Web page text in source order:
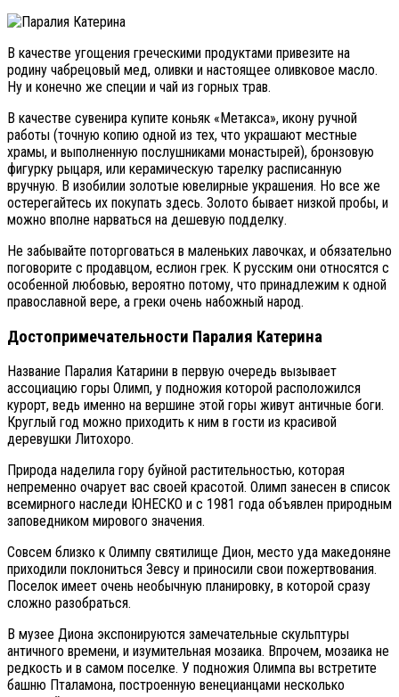
В качестве угощения греческими продуктами привезите на
родину чабрецовый мед, оливки и настоящее оливковое масло.
Ну и конечно же специи и чай из горных трав.
В качестве сувенира купите коньяк «Метакса», икону ручной
работы (точную копию одной из тех, что украшают местные
храмы, и выполненную послушниками монастырей), бронзовую
фигурку рыцаря, или керамическую тарелку расписанную
вручную. В изобилии золотые ювелирные украшения. Но все же
остерегайтесь их покупать здесь. Золото бывает низкой пробы, и
можно вполне нарваться на дешевую подделку.
Не забывайте поторговаться в маленьких лавочках, и обязательно
поговорите с продавцом, еслион грек. К русским они относятся с
особенной любовью, вероятно потому, что принадлежим к одной
православной вере, а греки очень набожный народ.
Достопримечательности Паралия Катерина
Название Паралия Катарини в первую очередь вызывает
ассоциацию горы Олимп, у подножия которой расположился
курорт, ведь именно на вершине этой горы живут античные боги.
Круглый год можно приходить к ним в гости из красивой
деревушки Литохоро.
Природа наделила гору буйной растительностью, которая
непременно очарует вас своей красотой. Олимп занесен в список
всемирного наследи ЮНЕСКО и с 1981 года объявлен природным
заповедником мирового значения.
Совсем близко к Олимпу святилище Дион, место уда македоняне
приходили поклониться Зевсу и приносили свои пожертвования.
Поселок имеет очень необычную планировку, в которой сразу
сложно разобраться.
В музее Диона экспонируются замечательные скульптуры
античного времени, и изумительная мозаика. Впрочем, мозаика не
редкость и в самом поселке. У подножия Олимпа вы встретите
башню Пталамона, построенную венецианцами несколько